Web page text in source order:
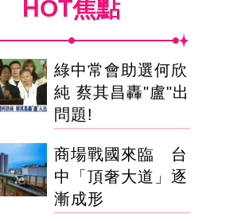
HOT焦點
綠中常會助選何欣
純 蔡其昌轟"盧"出
問題!
商場戰國來臨 台
中「頂奢大道」逐
漸成形